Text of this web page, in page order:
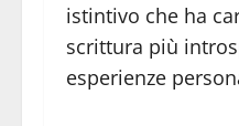
istintivo che ha
scrittura più
esperienze